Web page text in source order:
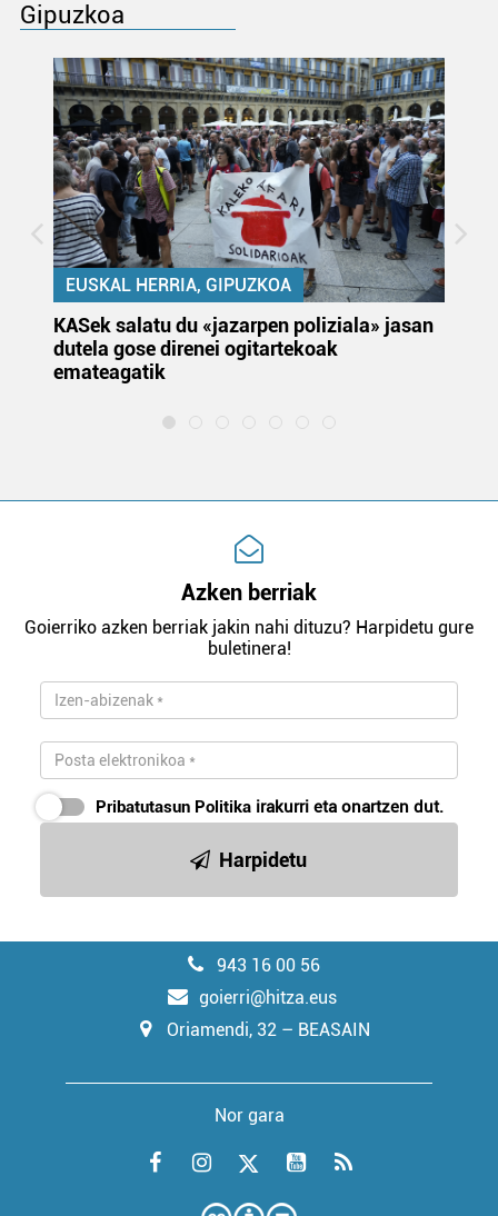
Gipuzkoa
EUSKAL HERRIA, GIPUZKOA
KASek salatu du «jazarpen poliziala» jasan
dutela gose direnei ogitartekoak
emateagatik
Azken berriak
Goierriko azken berriak jakin nahi dituzu? Harpidetu gure
buletinera!
Pribatutasun Politika irakurri eta onartzen dut.
Harpidetu
943 16 00 56
goierri@hitza.eus
Oriamendi, 32 – BEASAIN
Nor gara